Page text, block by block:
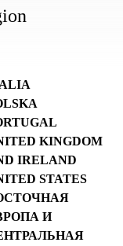
KINGDOM
IRELAND
STATES
И